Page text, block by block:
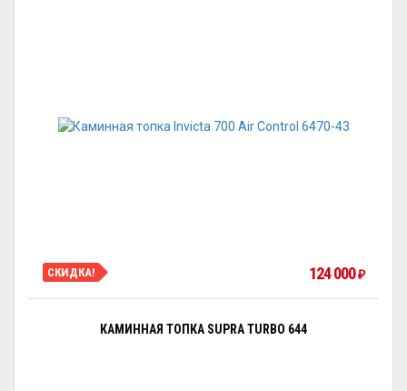
СКИДКА! 124 000 ₽
КАМИННАЯ ТОПКА SUPRA TURBO 644